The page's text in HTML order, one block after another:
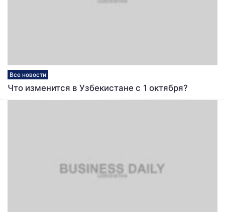
Все новости
Что изменится в Узбекистане с 1 октября?